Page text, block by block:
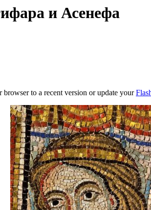
и Асенефа
to a recent version or update your